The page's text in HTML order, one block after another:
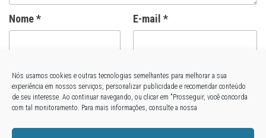
Nós usamos cookies e outras tecnologias semelhantes para melhorar a sua
experiência em nossos serviços, personalizar publicidade e recomendar conteúdo
de seu interesse. Ao continuar navegando, ou clicar em "Prosseguir, você concorda
com tal monitoramento. Para mais informações, consulte a nossa
Nome* E-mail *
Site